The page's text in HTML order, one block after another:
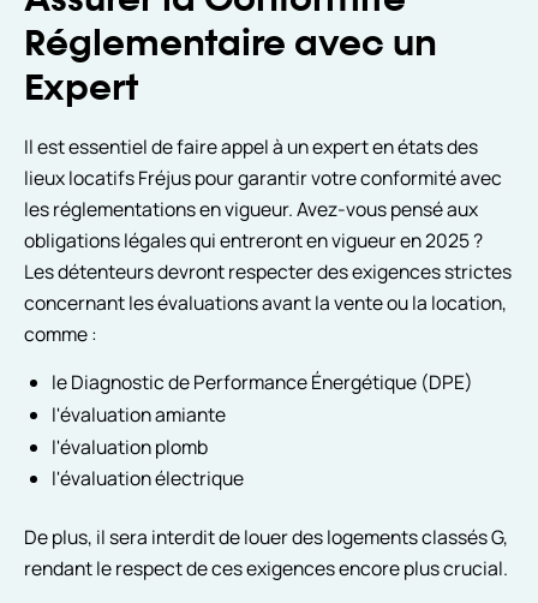
Réglementaire avec un
Expert
Il est essentiel de faire appel à un expert en états des
lieux locatifs Fréjus pour garantir votre conformité avec
les réglementations en vigueur. Avez-vous pensé aux
obligations légales qui entreront en vigueur en 2025 ?
Les détenteurs devront respecter des exigences strictes
concernant les évaluations avant la vente ou la location,
comme :
le Diagnostic de Performance Énergétique (DPE)
l'évaluation amiante
l'évaluation plomb
l'évaluation électrique
De plus, il sera interdit de louer des logements classés G,
rendant le respect de ces exigences encore plus crucial.